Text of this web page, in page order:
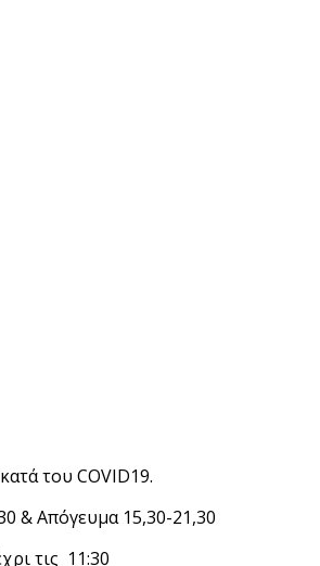
του COVID19.
& Απόγευμα 15,30-21,30
τις 11:30